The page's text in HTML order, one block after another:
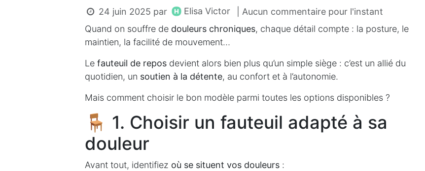
24 juin 2025 par Elisa Victor
| Aucun commentaire pour l'instant
Quand on souffre de douleurs chroniques, chaque détail compte : la posture, le
maintien, la facilité de mouvement…
Le fauteuil de repos devient alors bien plus qu’un simple siège : c’est un allié du
quotidien, un soutien à la détente, au confort et à l’autonomie.
Mais comment choisir le bon modèle parmi toutes les options disponibles ?
🪑 1. Choisir un fauteuil adapté à sa
douleur
Avant tout, identifiez où se situent vos douleurs :